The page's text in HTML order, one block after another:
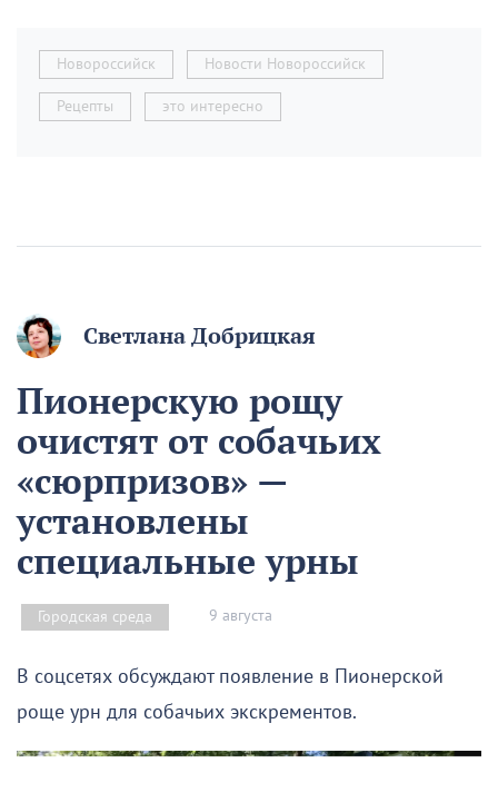
Новороссийск Новости Новороссийск
Рецепты это интересно
Светлана Добрицкая
Пионерскую рощу
очистят от собачьих
«сюрпризов» —
установлены
специальные урны
Городская среда 9 августа
В соцсетях обсуждают появление в Пионерской
роще урн для собачьих экскрементов.